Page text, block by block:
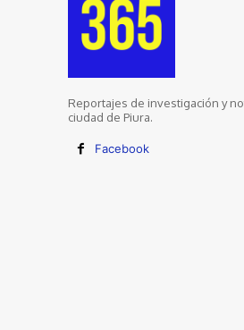
Reportajes de investigación y
ciudad de Piura.
Facebook